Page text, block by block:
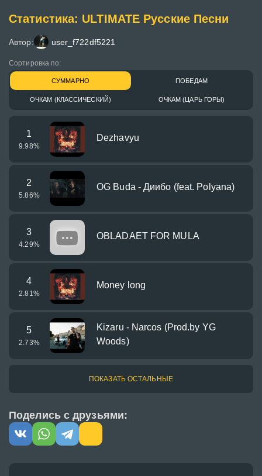
Статистика: ULTIMATE Русские Песни
Автор: user_f722df5221
Сортировка по:
СУММАРНО ПОБЕДАМ
ОЧКАМ (КЛАССИЧЕСКИЙ) ОЧКАМ (ЦАРЬ ГОРЫ)
1
9.98%
Dezhavyu
2
5.86%
OG Buda - Диибо (feat. Polyana)
3
4.29%
OBLADAET FOR MULA
4
2.81%
Money long
5
2.73%
Kizaru - Narcos (Prod.by YG
Woods)
ПОКАЗАТЬ ОСТАЛЬНЫЕ
Поделись с друзьями: